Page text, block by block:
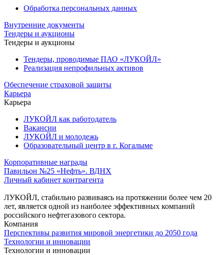
Обработка персональных данных
Внутренние документы
Тендеры и аукционы
Тендеры и аукционы
Тендеры, проводимые ПАО «ЛУКОЙЛ»
Реализация непрофильных активов
Обеспечение страховой защиты
Карьера
Карьера
ЛУКОЙЛ как работодатель
Вакансии
ЛУКОЙЛ и молодежь
Образовательный центр в г. Когалыме
Корпоративные награды
Павильон №25 «Нефть». ВДНХ
Личный кабинет контрагента
ЛУКОЙЛ, стабильно развиваясь на протяжении более чем 20
лет, является одной из наиболее эффективных компаний
российского нефтегазового сектора.
Компания
Перспективы развития мировой энергетики до 2050 года
Технологии и инновации
Технологии и инновации